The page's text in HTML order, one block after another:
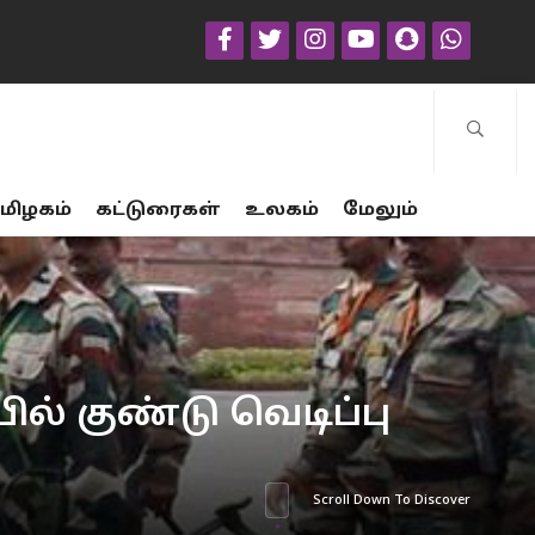
கட்டுரைகள் உலகம் மேலும்
குண்டு வெடிப்பு
Scroll Down To Discover